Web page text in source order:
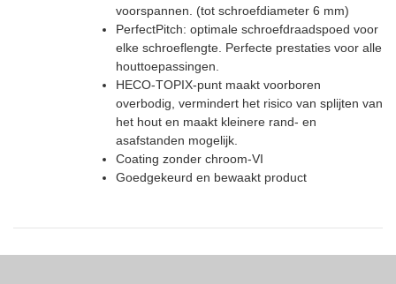
voorspannen. (tot schroefdiameter 6 mm)
PerfectPitch: optimale schroefdraadspoed voor
elke schroeflengte. Perfecte prestaties voor alle
houttoepassingen.
HECO-TOPIX-punt maakt voorboren
overbodig, vermindert het risico van splijten van
het hout en maakt kleinere rand- en
asafstanden mogelijk.
Coating zonder chroom-VI
Goedgekeurd en bewaakt product